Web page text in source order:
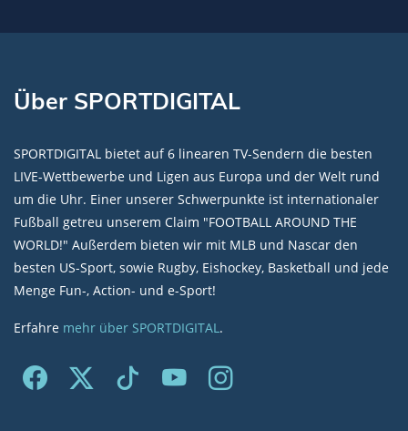
Über SPORTDIGITAL
SPORTDIGITAL bietet auf 6 linearen TV-Sendern die besten
LIVE-Wettbewerbe und Ligen aus Europa und der Welt rund
um die Uhr. Einer unserer Schwerpunkte ist internationaler
Fußball getreu unserem Claim "FOOTBALL AROUND THE
WORLD!" Außerdem bieten wir mit MLB und Nascar den
besten US-Sport, sowie Rugby, Eishockey, Basketball und jede
Menge Fun-, Action- und e-Sport!
Erfahre mehr über SPORTDIGITAL.